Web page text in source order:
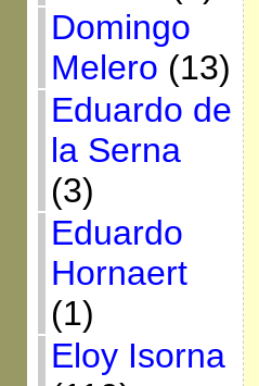
Domingo
Melero (13)
Eduardo de
la Serna
(3)
Eduardo
Hornaert
(1)
Eloy Isorna